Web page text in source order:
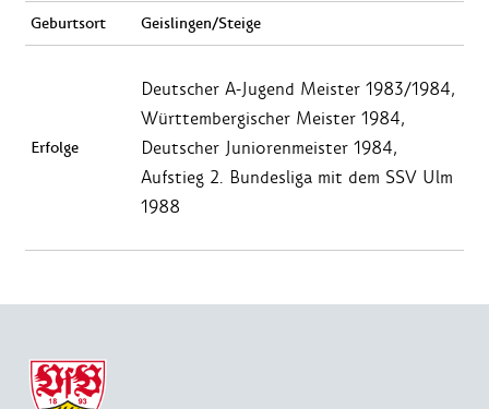
Geburtsort Geislingen/Steige
Erfolge
Deutscher A-Jugend Meister 1983/1984,
Württembergischer Meister 1984,
Deutscher Juniorenmeister 1984,
Aufstieg 2. Bundesliga mit dem SSV Ulm
1988